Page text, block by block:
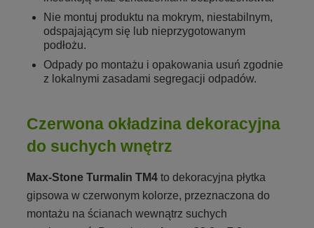
Nie montuj produktu na mokrym, niestabilnym,
odspajającym się lub nieprzygotowanym
podłożu.
Odpady po montażu i opakowania usuń zgodnie
z lokalnymi zasadami segregacji odpadów.
Czerwona okładzina dekoracyjna
do suchych wnętrz
Max-Stone Turmalin TM4 to dekoracyjna płytka
gipsowa w czerwonym kolorze, przeznaczona do
montażu na ścianach wewnątrz suchych